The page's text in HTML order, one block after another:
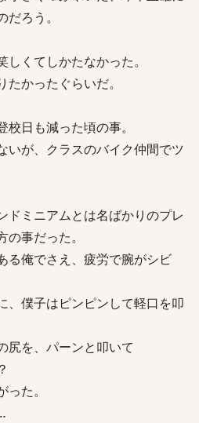
ろう。
くてしかたなかった。
かったぐらいだ。
日も減った頃の事。
いが、クラスのバイク仲間でツ
ドミニアムとは名ばかりのプレ
事だった。
る俺でさえ、疲労で腕がシビ
、僕子はピンピンして軽口を叩
尻を、パーンと叩いて
た。